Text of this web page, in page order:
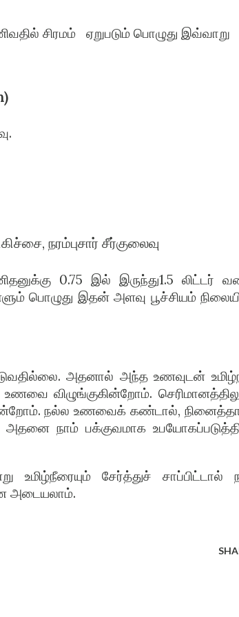
சிரமம் ஏறுபடும் பொழுது இவ்வாறு
நரம்புசார் சீர்குலைவு
0.75 இல் இருந்து1.5 லிட்டர்
பொழுது இதன் அளவு பூச்சியம்
அதனால் அந்த உணவுடன்
உணவை விழுங்குகின்றோம்.
நல்ல உணவைக் கண்டால்,
அதனை நாம் பக்குவமாக
சேர்த்துச் சாப்பிட்டால்
அடையலாம்.